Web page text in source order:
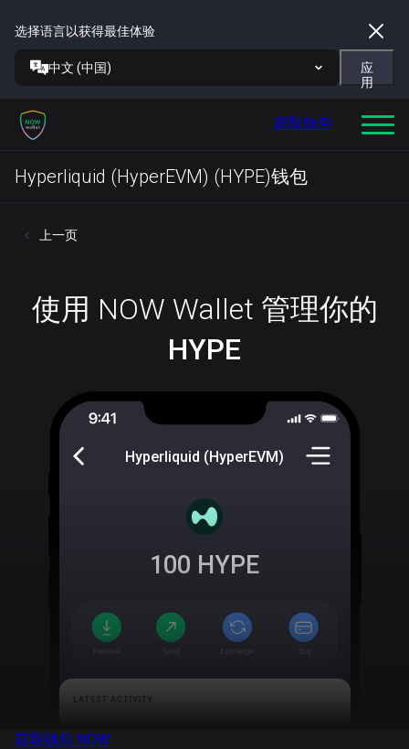
选择语言以获得最佳体验
中文 (中国)
应
用
获取钱包
Hyperliquid (HyperEVM) (HYPE)钱包
上一页
使用 NOW Wallet 管理你的
HYPE
Hyperliquid (HyperEVM)
100 HYPE
获取钱包 NOW